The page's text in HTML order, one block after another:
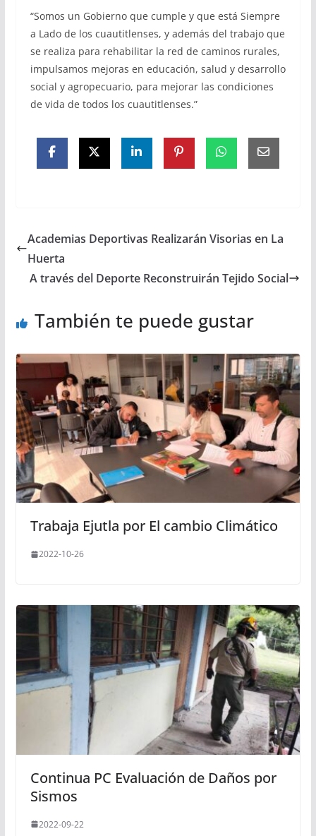
“Somos un Gobierno que cumple y que está Siempre
a Lado de los cuautitlenses, y además del trabajo que
se realiza para rehabilitar la red de caminos rurales,
impulsamos mejoras en educación, salud y desarrollo
social y agropecuario, para mejorar las condiciones
de vida de todos los cuautitlenses.”
Academias Deportivas Realizarán Visorias en La
Huerta
A través del Deporte Reconstruirán Tejido Social
También te puede gustar
Trabaja Ejutla por El cambio Climático
2022-10-26
Continua PC Evaluación de Daños por
Sismos
2022-09-22